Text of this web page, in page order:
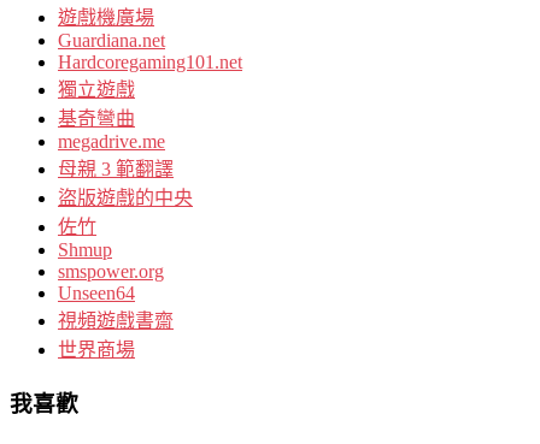
遊戲機廣場
Guardiana.net
Hardcoregaming101.net
獨立遊戲
基奇彎曲
megadrive.me
母親 3 範翻譯
盜版遊戲的中央
佐竹
Shmup
smspower.org
Unseen64
視頻遊戲書齋
世界商場
我喜歡